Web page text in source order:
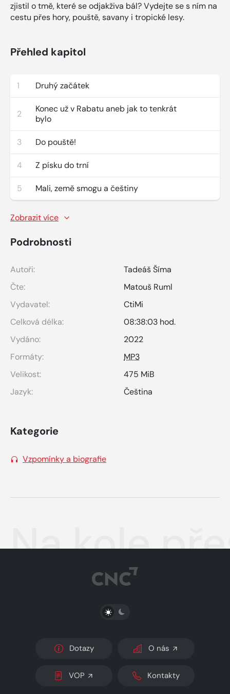
zjistil o tmě, které se odjakživa bál? Vydejte se s ním na
cestu přes hory, pouště, savany i tropické lesy.
Přehled kapitol
1 Druhý začátek
2
Konec už v Rabatu aneb jak to tenkrát
bylo
3 Do pouště!
4 Z písku do trní
5 Mali, země smogu a češtiny
Zobrazit více
Podrobnosti
Autoři:
Tadeáš Šíma
Čte:
Matouš Ruml
Vydavatel:
CtiMi
Celková délka:
08:38:03 hod.
Vydáno:
2022
Formáty:
MP3
Velikost:
475 MiB
Jazyk:
Čeština
Kategorie
Vzpomínky a biografie
Na kole
PŘEPNOUT SVĚTLÝ/TMAVÝ REŽIM
Dotazy O nás
VOP Kontakty